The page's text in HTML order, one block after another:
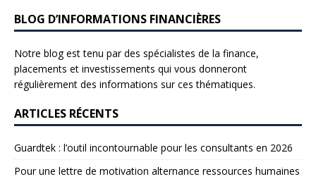
BLOG D’INFORMATIONS FINANCIÈRES
Notre blog est tenu par des spécialistes de la finance,
placements et investissements qui vous donneront
régulièrement des informations sur ces thématiques.
ARTICLES RÉCENTS
Guardtek : l’outil incontournable pour les consultants en 2026
Pour une lettre de motivation alternance ressources humaines